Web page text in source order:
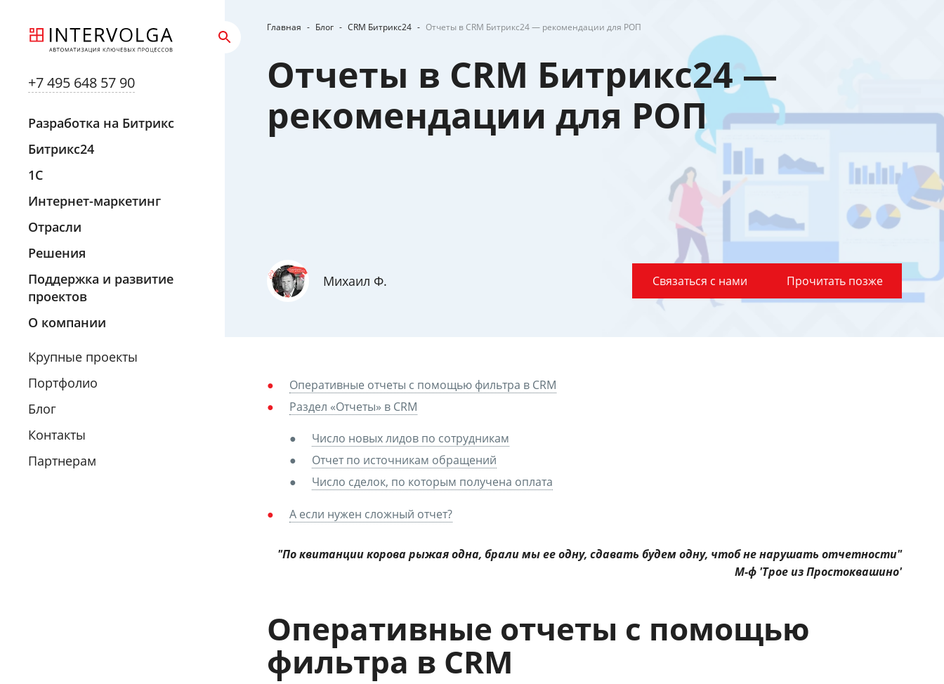
+7 495 648 57 90
Разработка на Битрикс
Битрикс24
1С
Интернет-маркетинг
Отрасли
Решения
Поддержка и развитие
проектов
О компании
Крупные проекты
Портфолио
Блог
Контакты
Партнерам
Главная - Блог - CRM Битрикс24 - Отчеты в CRM Битрикс24 — рекомендации для РОП
Отчеты в CRM Битрикс24 —
рекомендации для РОП
Михаил Ф. Связаться с нами Прочитать позже
Оперативные отчеты с помощью фильтра в CRM
Раздел «Отчеты» в CRM
Число новых лидов по сотрудникам
Отчет по источникам обращений
Число сделок, по которым получена оплата
А если нужен сложный отчет?
"По квитанции корова рыжая одна, брали мы ее одну, сдавать будем одну, чтоб не нарушать отчетности"
М-ф 'Трое из Простоквашино'
Оперативные отчеты с помощью
фильтра в CRM